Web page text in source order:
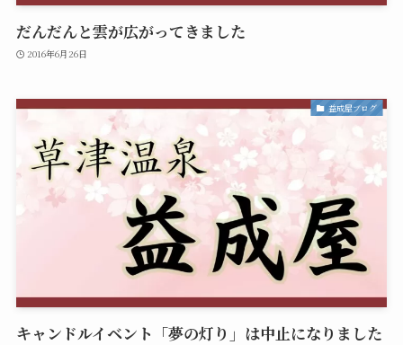
だんだんと雲が広がってきました
2016年6月26日
益成屋ブログ
キャンドルイベント「夢の灯り」は中止になりました